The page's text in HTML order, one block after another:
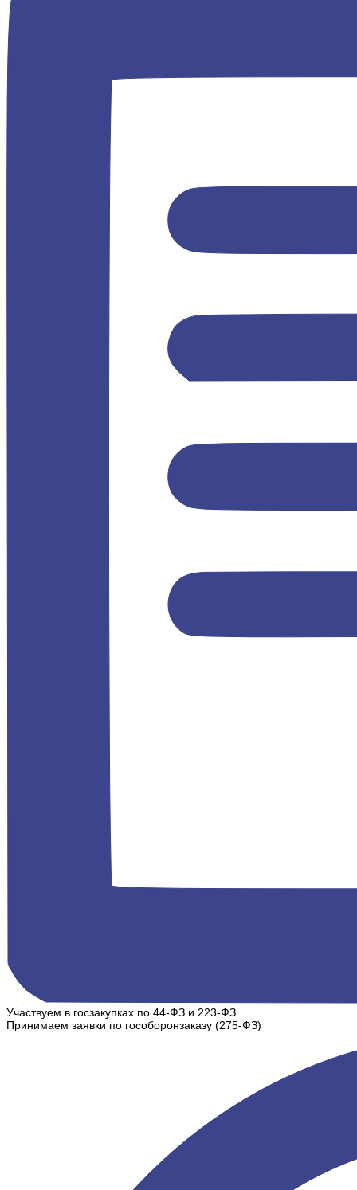
Участвуем в госзакупках по 44-ФЗ и 223-ФЗ
Принимаем заявки по гособоронзаказу (275-ФЗ)